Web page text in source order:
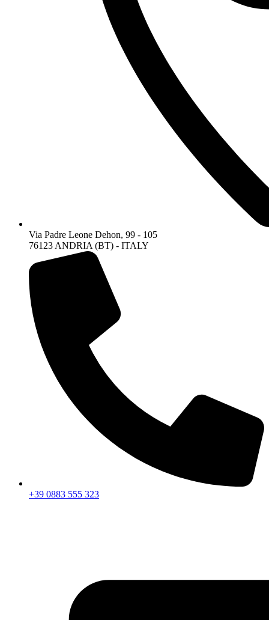
Via Padre Leone Dehon, 99 - 105
76123 ANDRIA (BT) - ITALY
+39 0883 555 323